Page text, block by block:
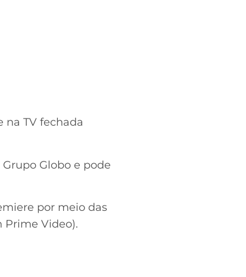
na TV fechada
Globo e pode
por meio das
Prime Video).